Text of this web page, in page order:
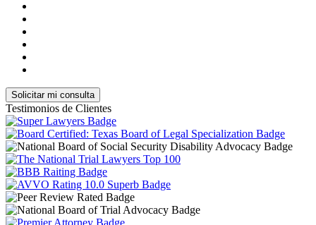
Testimonios de Clientes